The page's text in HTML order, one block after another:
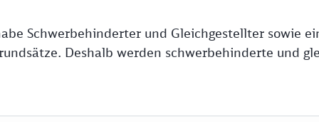
Schwerbehinderter und Gleichgestellter sowie
Deshalb werden schwerbehinderte und